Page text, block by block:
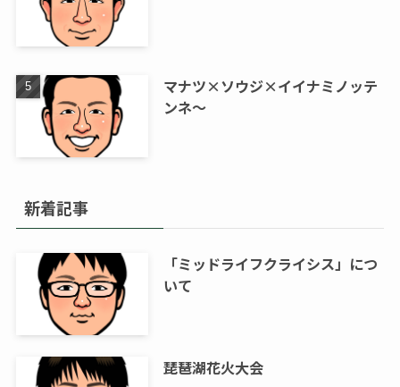
マナツ×ソウジ×イイナミノッテ
ンネ～
新着記事
「ミッドライフクライシス」につ
いて
琵琶湖花火大会